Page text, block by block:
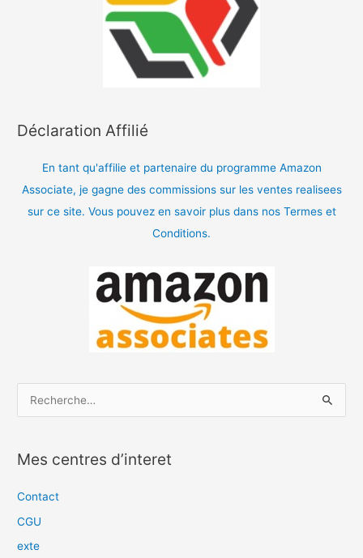
Déclaration Affilié
En tant qu'affilie et partenaire du programme Amazon
Associate, je gagne des commissions sur les ventes realisees
sur ce site. Vous pouvez en savoir plus dans nos Termes et
Conditions.
h
e
Mes centres d’interet
Contact
CGU
exte